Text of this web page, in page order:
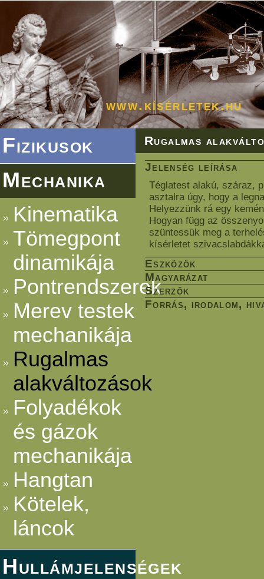
www.kísérletek.hu
Fizikusok
Mechanika
Kinematika
Tömegpont
dinamikája
Pontrendszerek
Merev testek
mechanikája
Rugalmas
alakváltozások
Folyadékok
és gázok
mechanikája
Hangtan
Kötelek,
láncok
Hullámjelenségek
Rugalmas
Jelenség leírása
Téglatest alakú, száraz,
asztalra úgy, hogy a
Helyezzünk rá egy
Hogyan függ az
szüntessük meg a
kísérletet
Eszközök
Magyarázat
Szerzők
Forrás, irodalom,